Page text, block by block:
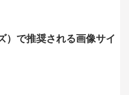
）で推奨される画像サイ